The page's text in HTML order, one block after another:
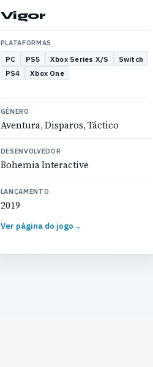
Vigor
PLATAFORMAS
PC PS5 Xbox Series X/S
Switch
PS4
Xbox One
GÉNERO
Aventura, Disparos, Táctico
DESENVOLVEDOR
Bohemia Interactive
LANÇAMENTO
2019
Ver página do jogo→